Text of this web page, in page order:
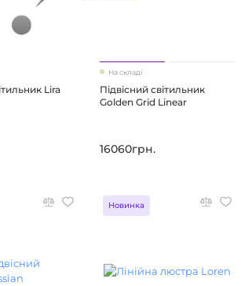
Lira
На складі
Підвісний світильник
Golden Grid Linear
16060грн.
Новинка